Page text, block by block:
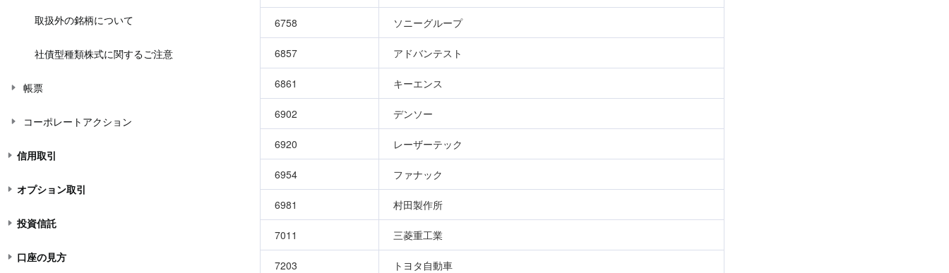
取扱外の銘柄について
社債型種類株式に関するご注意
帳票
コーポレートアクション
信用取引
オプション取引
投資信託
口座の見方
6758 ソニーグループ
6857 アドバンテスト
6861 キーエンス
6902 デンソー
6920 レーザーテック
6954 ファナック
6981 村田製作所
7011 三菱重工業
7203 トヨタ自動車